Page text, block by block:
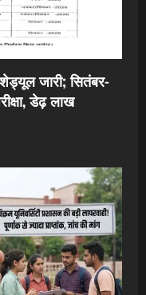
शेड्यूल जारी; सितंबर-
डेढ़ लाख